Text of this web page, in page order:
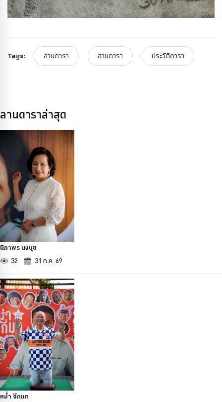
Tags: ลานดารา ลานดารา ประวัติดารา
ลานดาราล่าสุด
นิภาพร นงนุช
32 31 ก.ค. 69
หม่ำ จ๊กมก